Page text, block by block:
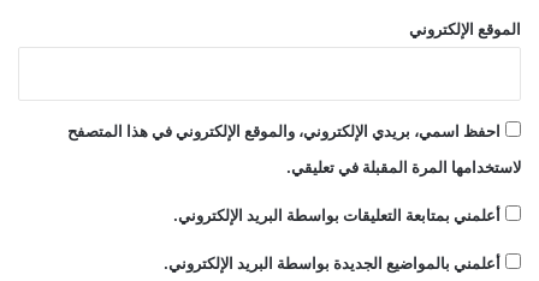
الموقع الإلكتروني
احفظ اسمي، بريدي الإلكتروني، والموقع الإلكتروني في هذا المتصفح
لاستخدامها المرة المقبلة في تعليقي.
أعلمني بمتابعة التعليقات بواسطة البريد الإلكتروني.
أعلمني بالمواضيع الجديدة بواسطة البريد الإلكتروني.